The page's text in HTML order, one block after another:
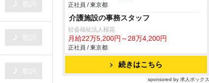
正社員 / 東京都
介護施設の事務スタッフ
社会福祉法人桜花
月給22万5,200円～28万4,200円
正社員 / 東京都
続きはこちら
sponsored by 求人ボックス